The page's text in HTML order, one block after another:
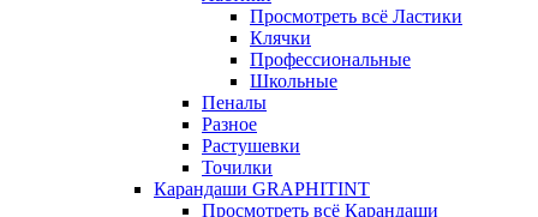
Просмотреть всё Ластики
Клячки
Профессиональные
Школьные
Пеналы
Разное
Растушевки
Точилки
Карандаши GRAPHITINT
Просмотреть всё Карандаши